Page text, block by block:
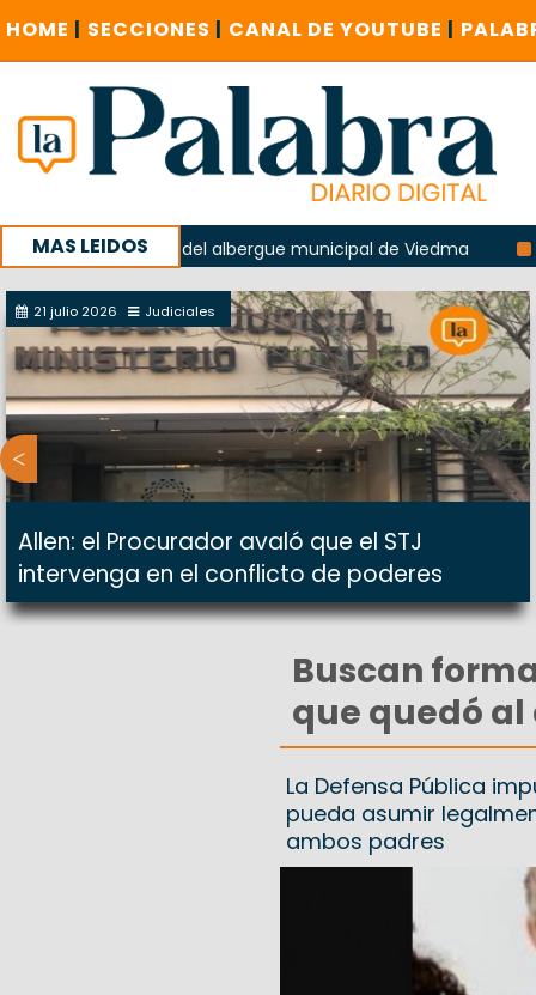
HOME | SECCIONES | CANAL DE YOUTUBE |
MAS LEIDOS
explosión del albergue municipal de Viedma La
con un encuentro provincial en Roca
21 julio 2026 Judiciales
Allen: el Procurador avaló que el STJ
intervenga en el conflicto de poderes
Buscan
que quedó
La Defensa Pública
pueda asumir
ambos padres